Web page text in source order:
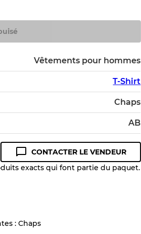
Vêtements pour hommes
T-Shirt
Chaps
AB
CONTACTER LE VENDEUR
exacts qui font partie du paquet.
: Chaps